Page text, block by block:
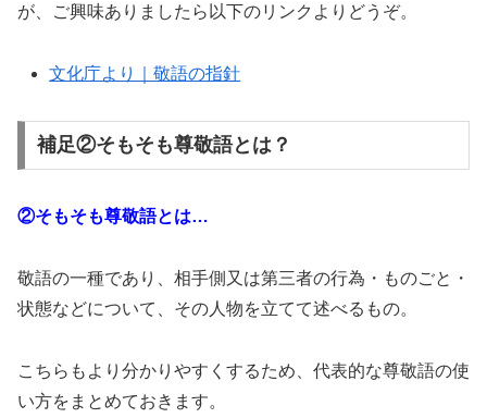
が、ご興味ありましたら以下のリンクよりどうぞ。
文化庁より｜敬語の指針
補足②そもそも尊敬語とは？
②そもそも尊敬語とは…
敬語の一種であり、相手側又は第三者の行為・ものごと・
状態などについて、その人物を立てて述べるもの。
こちらもより分かりやすくするため、代表的な尊敬語の使
い方をまとめておきます。